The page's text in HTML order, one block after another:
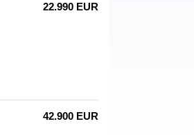
22.990 EUR
42.900 EUR